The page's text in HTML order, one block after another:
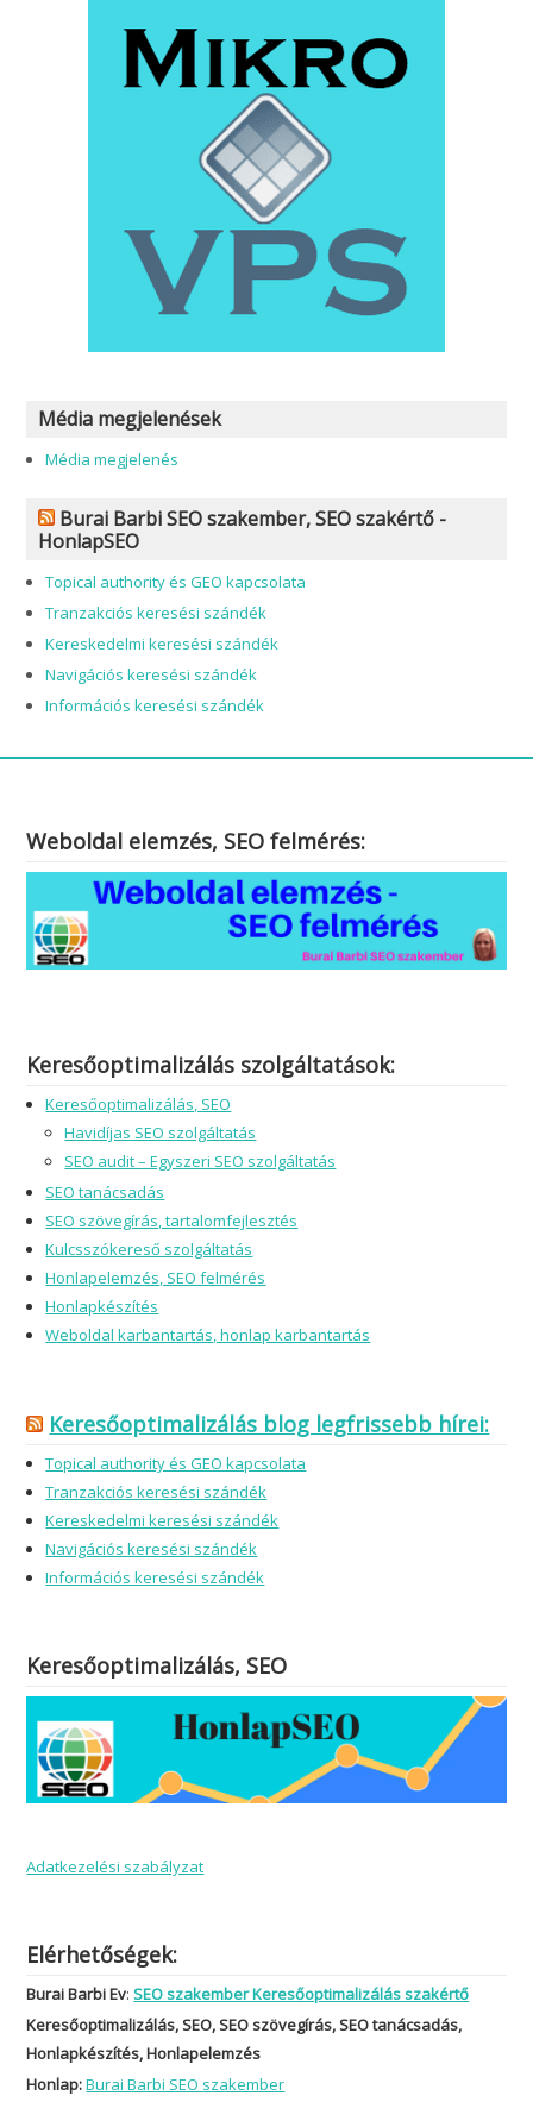
Média megjelenések
Média megjelenés
Burai Barbi SEO szakember, SEO szakértő -
HonlapSEO
Topical authority és GEO kapcsolata
Tranzakciós keresési szándék
Kereskedelmi keresési szándék
Navigációs keresési szándék
Információs keresési szándék
Weboldal elemzés, SEO felmérés:
Keresőoptimalizálás szolgáltatások:
Keresőoptimalizálás, SEO
Havidíjas SEO szolgáltatás
SEO audit – Egyszeri SEO szolgáltatás
SEO tanácsadás
SEO szövegírás, tartalomfejlesztés
Kulcsszókereső szolgáltatás
Honlapelemzés, SEO felmérés
Honlapkészítés
Weboldal karbantartás, honlap karbantartás
Keresőoptimalizálás blog legfrissebb hírei:
Topical authority és GEO kapcsolata
Tranzakciós keresési szándék
Kereskedelmi keresési szándék
Navigációs keresési szándék
Információs keresési szándék
Keresőoptimalizálás, SEO
Adatkezelési szabályzat
Elérhetőségek:
Burai Barbi Ev:SEO szakember Keresőoptimalizálás szakértő
Keresőoptimalizálás, SEO, SEO szövegírás, SEO tanácsadás,
Honlapkészítés, Honlapelemzés
Honlap:Burai Barbi SEO szakember